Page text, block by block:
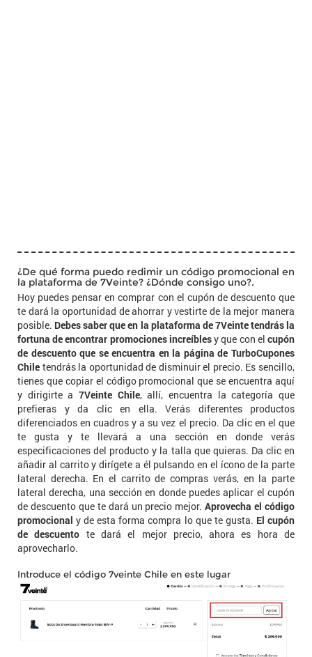
¿De qué forma puedo redimir un código promocional en
la plataforma de 7Veinte? ¿Dónde consigo uno?.
Hoy puedes pensar en comprar con el cupón de descuento que
te dará la oportunidad de ahorrar y vestirte de la mejor manera
posible. Debes saber que en la plataforma de 7Veinte tendrás la
fortuna de encontrar promociones increíblesy que con elcupón
de descuento que se encuentra en la página de TurboCupones
Chile tendrás la oportunidad de disminuir el precio. Es sencillo,
tienes que copiar el código promocional que se encuentra aquí
y dirigirte a 7Veinte Chile, allí, encuentra la categoría que
prefieras y da clic en ella. Verás diferentes productos
diferenciados en cuadros y a su vez el precio. Da clic en el que
te gusta y te llevará a una sección en donde verás
especificaciones del producto y la talla que quieras. Da clic en
añadir al carrito y dirígete a él pulsando en el ícono de la parte
lateral derecha. En el carrito de compras verás, en la parte
lateral derecha, una sección en donde puedes aplicar el cupón
de descuento que te dará un precio mejor.Aprovecha el código
promocional y de esta forma compra lo que te gusta. El cupón
de descuento te dará el mejor precio, ahora es hora de
aprovecharlo.
Introduce el código 7veinte Chile en este lugar